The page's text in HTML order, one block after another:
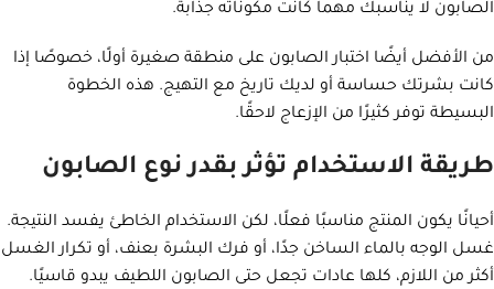
الصابون لا يناسبك مهما كانت مكوناته جذابة.
من الأفضل أيضًا اختبار الصابون على منطقة صغيرة أولًا، خصوصًا إذا
كانت بشرتك حساسة أو لديك تاريخ مع التهيج. هذه الخطوة
البسيطة توفر كثيرًا من الإزعاج لاحقًا.
طريقة الاستخدام تؤثر بقدر نوع الصابون
أحيانًا يكون المنتج مناسبًا فعلًا، لكن الاستخدام الخاطئ يفسد النتيجة.
غسل الوجه بالماء الساخن جدًا، أو فرك البشرة بعنف، أو تكرار الغسل
أكثر من اللازم، كلها عادات تجعل حتى الصابون اللطيف يبدو قاسيًا.